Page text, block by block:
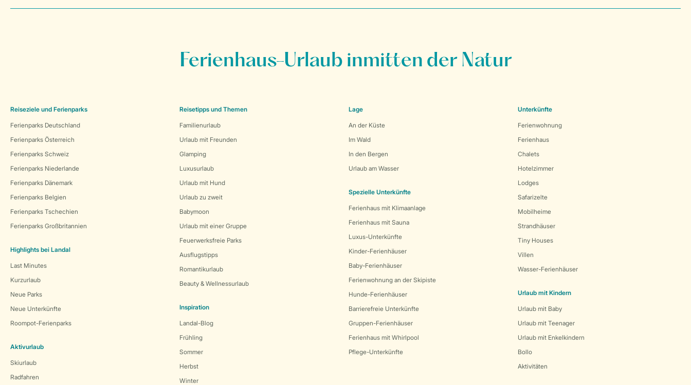
Ferienhaus-Urlaub inmitten der Natur
Reiseziele und Ferienparks
Ferienparks Deutschland
Ferienparks Österreich
Ferienparks Schweiz
Ferienparks Niederlande
Ferienparks Dänemark
Ferienparks Belgien
Ferienparks Tschechien
Ferienparks Großbritannien
Highlights bei Landal
Last Minutes
Kurzurlaub
Neue Parks
Neue Unterkünfte
Roompot-Ferienparks
Aktivurlaub
Skiurlaub
Radfahren
Reisetipps und Themen
Familienurlaub
Urlaub mit Freunden
Glamping
Luxusurlaub
Urlaub mit Hund
Urlaub zu zweit
Babymoon
Urlaub mit einer Gruppe
Feuerwerksfreie Parks
Ausflugstipps
Romantikurlaub
Beauty & Wellnessurlaub
Inspiration
Landal-Blog
Frühling
Sommer
Herbst
Winter
Lage
An der Küste
Im Wald
In den Bergen
Urlaub am Wasser
Spezielle Unterkünfte
Ferienhaus mit Klimaanlage
Ferienhaus mit Sauna
Luxus-Unterkünfte
Kinder-Ferienhäuser
Baby-Ferienhäuser
Ferienwohnung an der Skipiste
Hunde-Ferienhäuser
Barrierefreie Unterkünfte
Gruppen-Ferienhäuser
Ferienhaus mit Whirlpool
Pflege-Unterkünfte
Unterkünfte
Ferienwohnung
Ferienhaus
Chalets
Hotelzimmer
Lodges
Safarizelte
Mobilheime
Strandhäuser
Tiny Houses
Villen
Wasser-Ferienhäuser
Urlaub mit Kindern
Urlaub mit Baby
Urlaub mit Teenager
Urlaub mit Enkelkindern
Bollo
Aktivitäten